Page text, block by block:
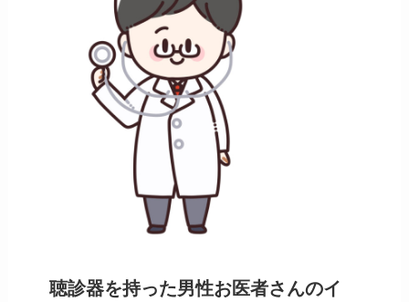
聴診器を持った男性お医者さんのイ